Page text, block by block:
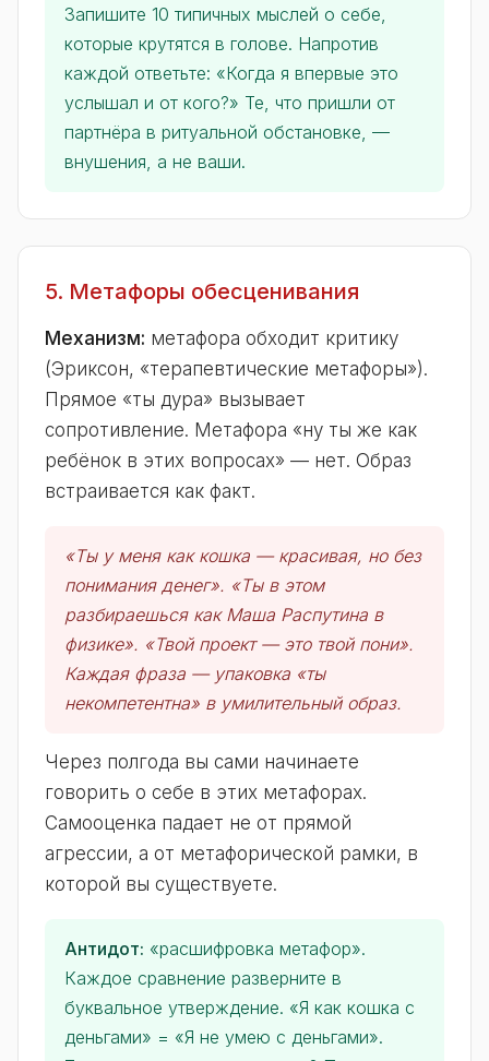
Запишите 10 типичных мыслей о себе,
которые крутятся в голове. Напротив
каждой ответьте: «Когда я впервые это
услышал и от кого?» Те, что пришли от
партнёра в ритуальной обстановке, —
внушения, а не ваши.
5. Метафоры обесценивания
Механизм: метафора обходит критику
(Эриксон, «терапевтические метафоры»).
Прямое «ты дура» вызывает
сопротивление. Метафора «ну ты же как
ребёнок в этих вопросах» — нет. Образ
встраивается как факт.
«Ты у меня как кошка — красивая, но без
понимания денег». «Ты в этом
разбираешься как Маша Распутина в
физике». «Твой проект — это твой пони».
Каждая фраза — упаковка «ты
некомпетентна» в умилительный образ.
Через полгода вы сами начинаете
говорить о себе в этих метафорах.
Самооценка падает не от прямой
агрессии, а от метафорической рамки, в
которой вы существуете.
Антидот: «расшифровка метафор».
Каждое сравнение разверните в
буквальное утверждение. «Я как кошка с
деньгами» = «Я не умею с деньгами».